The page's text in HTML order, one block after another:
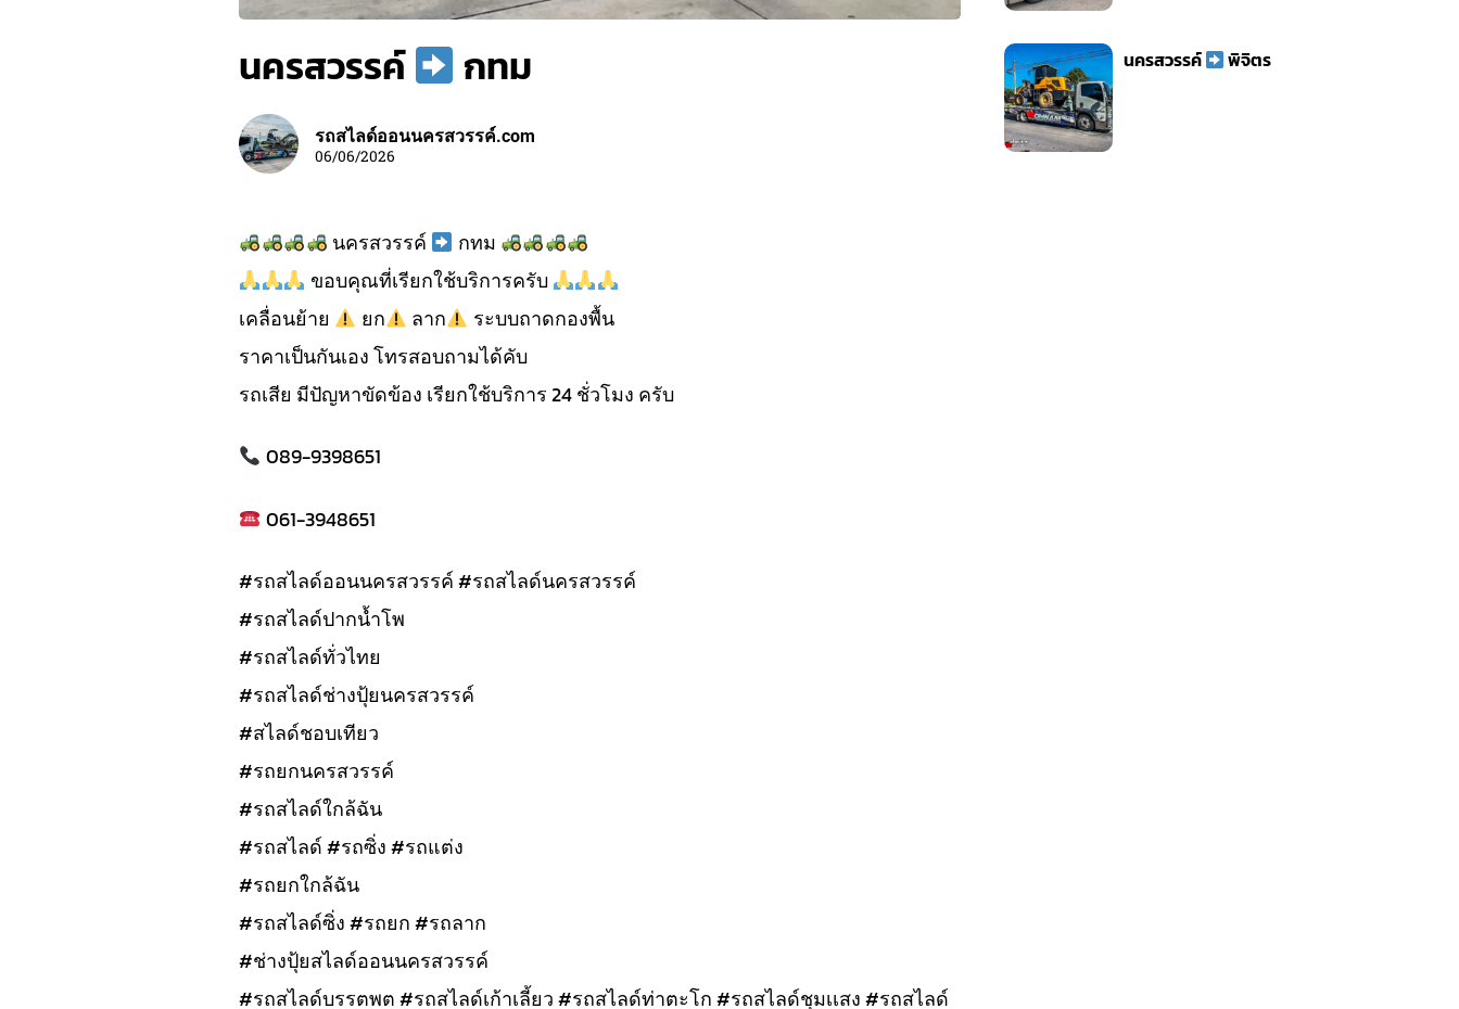
นครสวรรค์ กทม
รถสไลด์ออนนครสวรรค์.com
06/06/2026
นครสวรรค์
กทม
ขอบคุณที่เรียกใช้บริการครับ
เคลื่อนย้าย
ยก ลาก
ระบบถาดกองพื้น
ราคาเป็นกันเอง โทรสอบถามได้คับ
รถเสีย มีปัญหาขัดข้อง เรียกใช้บริการ 24 ชั่วโมง ครับ
089-9398651
061-3948651
#รถสไลด์ออนนครสวรรค์ #รถสไลด์นครสวรรค์
#รถสไลด์ปากน้ำโพ
#รถสไลด์ทั่วไทย
#รถสไลด์ช่างปุ้ยนครสวรรค์
#สไลด์ชอบเทียว
#รถยกนครสวรรค์
#รถสไลด์ใกล้ฉัน
#รถสไลด์ #รถซิ่ง #รถแต่ง
#รถยกใกล้ฉัน
#รถสไลด์ซิ่ง #รถยก #รถลาก
#ช่างปุ้ยสไลด์ออนนครสวรรค์
#รถสไลด์บรรตพต #รถสไลด์เก้าเลี้ยว #รถสไลด์ท่าตะโก #รถสไลด์ชุมเเสง #รถสไลด์
นครสวรรค์ พิจิตร